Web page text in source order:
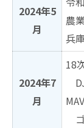
2024年5
月
農
兵
2024年7
月
18